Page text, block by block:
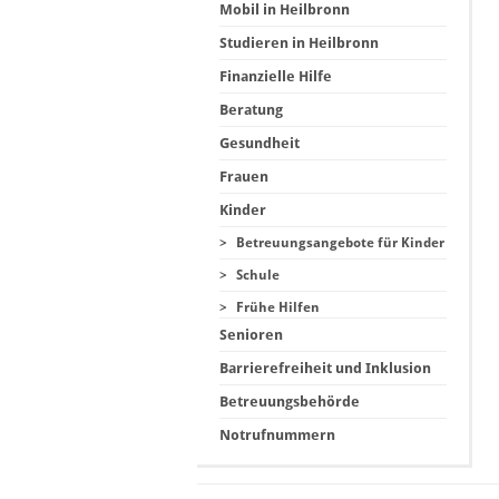
Mobil in Heilbronn
Studieren in Heilbronn
Finanzielle Hilfe
Beratung
Gesundheit
Frauen
Kinder
> Betreuungsangebote für Kinder
> Schule
> Frühe Hilfen
Senioren
Barrierefreiheit und Inklusion
Betreuungsbehörde
Notrufnummern